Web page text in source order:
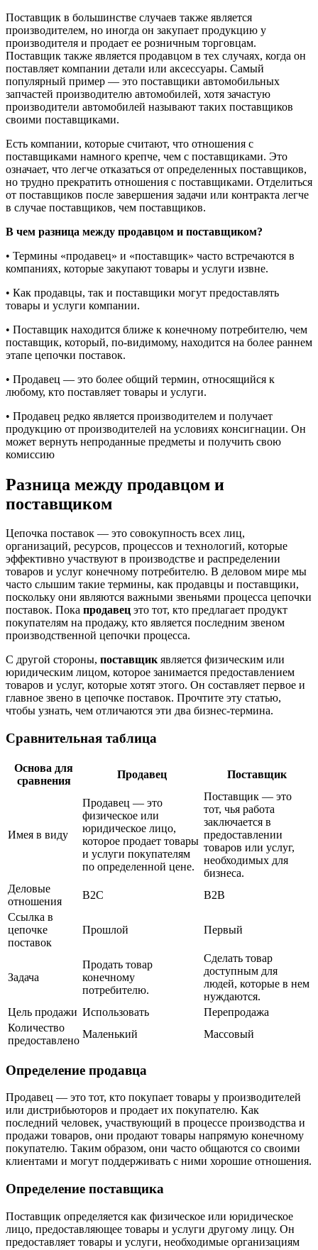
Поставщик в большинстве случаев также является
производителем, но иногда он закупает продукцию у
производителя и продает ее розничным торговцам.
Поставщик также является продавцом в тех случаях, когда он
поставляет компании детали или аксессуары. Самый
популярный пример — это поставщики автомобильных
запчастей производителю автомобилей, хотя зачастую
производители автомобилей называют таких поставщиков
своими поставщиками.
Есть компании, которые считают, что отношения с
поставщиками намного крепче, чем с поставщиками. Это
означает, что легче отказаться от определенных поставщиков,
но трудно прекратить отношения с поставщиками. Отделиться
от поставщиков после завершения задачи или контракта легче
в случае поставщиков, чем поставщиков.
В чем разница между продавцом и поставщиком?
• Термины «продавец» и «поставщик» часто встречаются в
компаниях, которые закупают товары и услуги извне.
• Как продавцы, так и поставщики могут предоставлять
товары и услуги компании.
• Поставщик находится ближе к конечному потребителю, чем
поставщик, который, по-видимому, находится на более раннем
этапе цепочки поставок.
• Продавец — это более общий термин, относящийся к
любому, кто поставляет товары и услуги.
• Продавец редко является производителем и получает
продукцию от производителей на условиях консигнации. Он
может вернуть непроданные предметы и получить свою
комиссию
Разница между продавцом и
поставщиком
Цепочка поставок — это совокупность всех лиц,
организаций, ресурсов, процессов и технологий, которые
эффективно участвуют в производстве и распределении
товаров и услуг конечному потребителю. В деловом мире мы
часто слышим такие термины, как продавцы и поставщики,
поскольку они являются важными звеньями процесса цепочки
поставок. Пока продавец это тот, кто предлагает продукт
покупателям на продажу, кто является последним звеном
производственной цепочки процесса.
С другой стороны, поставщикявляется физическим или
юридическим лицом, которое занимается предоставлением
товаров и услуг, которые хотят этого. Он составляет первое и
главное звено в цепочке поставок. Прочтите эту статью,
чтобы узнать, чем отличаются эти два бизнес-термина.
Сравнительная таблица
Основа для
сравнения
Продавец Поставщик
Имея в виду
Продавец — это
физическое или
юридическое лицо,
которое продает товары
и услуги покупателям
по определенной цене.
Поставщик — это
тот, чья работа
заключается в
предоставлении
товаров или услуг,
необходимых для
бизнеса.
Деловые
отношения
B2C
B2B
Ссылка в
цепочке
поставок
Прошлой Первый
Задача
Продать товар
конечному
потребителю.
Сделать товар
доступным для
людей, которые в нем
нуждаются.
Цель продажи Использовать
Перепродажа
Количество
предоставлено
Маленький Массовый
Определение продавца
Продавец — это тот, кто покупает товары у производителей
или дистрибьюторов и продает их покупателю. Как
последний человек, участвующий в процессе производства и
продажи товаров, они продают товары напрямую конечному
покупателю. Таким образом, они часто общаются со своими
клиентами и могут поддерживать с ними хорошие отношения.
Определение поставщика
Поставщик определяется как физическое или юридическое
лицо, предоставляющее товары и услуги другому лицу. Он
предоставляет товары и услуги, необходимые организациям